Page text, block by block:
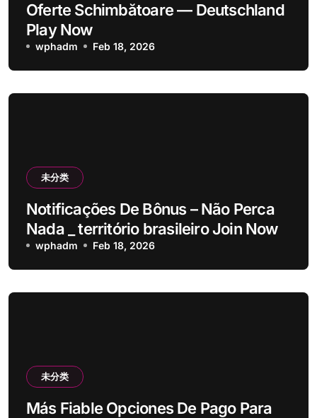
Oferte Schimbătoare — Deutschland
Play Now
wphadm Feb 18, 2026
未分类
Notificações De Bônus – Não Perca
Nada _ território brasileiro Join Now
wphadm Feb 18, 2026
未分类
Más Fiable Opciones De Pago Para